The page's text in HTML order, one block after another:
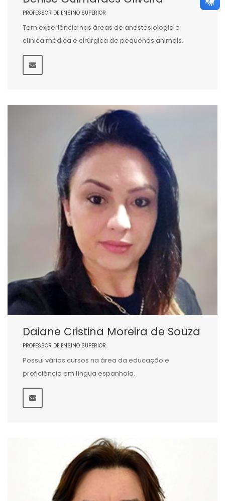
PROFESSOR DE ENSINO SUPERIOR
Tem experiência nas áreas de anestesiologia e
clínica médica e cirúrgica de pequenos animais.
Daiane Cristina Moreira de Souza
PROFESSOR DE ENSINO SUPERIOR
Possui vários cursos na área da educação e
proficiência em língua espanhola.